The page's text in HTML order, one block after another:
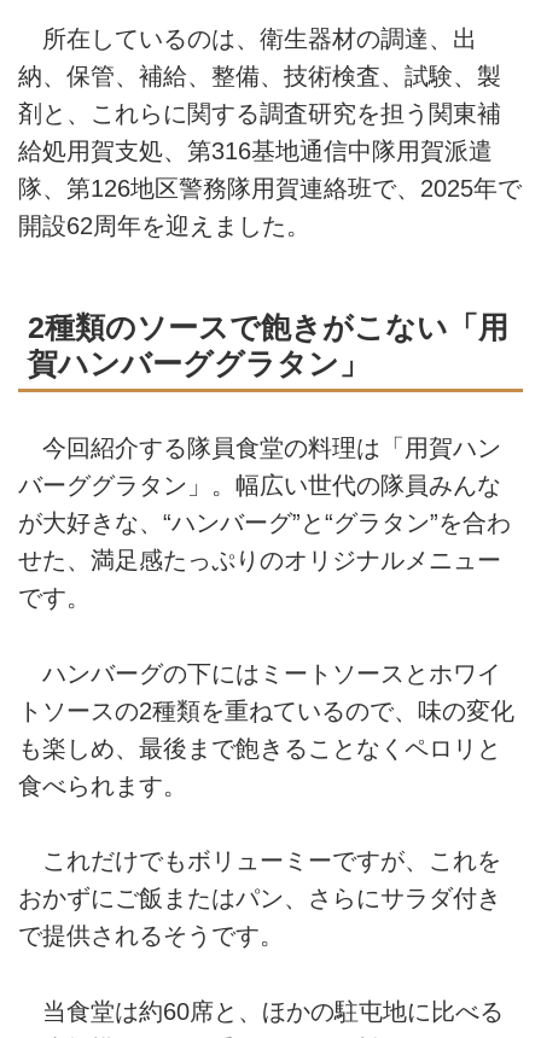
所在しているのは、衛生器材の調達、出
納、保管、補給、整備、技術検査、試験、製
剤と、これらに関する調査研究を担う関東補
給処用賀支処、第316基地通信中隊用賀派遣
隊、第126地区警務隊用賀連絡班で、2025年で
開設62周年を迎えました。
2種類のソースで飽きがこない「用
賀ハンバーググラタン」
今回紹介する隊員食堂の料理は「用賀ハン
バーググラタン」。幅広い世代の隊員みんな
が大好きな、“ハンバーグ”と“グラタン”を合わ
せた、満足感たっぷりのオリジナルメニュー
です。
ハンバーグの下にはミートソースとホワイ
トソースの2種類を重ねているので、味の変化
も楽しめ、最後まで飽きることなくペロリと
食べられます。
これだけでもボリューミーですが、これを
おかずにご飯またはパン、さらにサラダ付き
で提供されるそうです。
当食堂は約60席と、ほかの駐屯地に比べる